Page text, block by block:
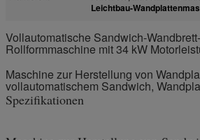
Leichtbau-
Vollautomatische Sandwich-
Rollformmaschine mit 34 kW
Maschine zur Herstellung von
vollautomatischem Sandwich,
Spezifikationen